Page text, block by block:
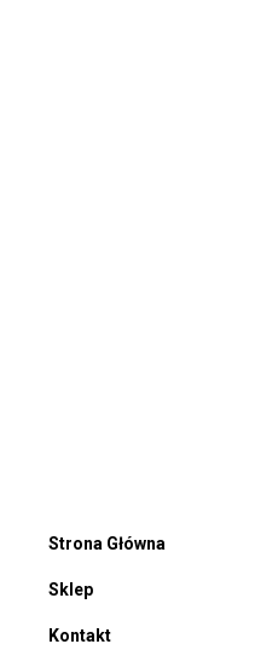
Strona Główna
Sklep
Kontakt